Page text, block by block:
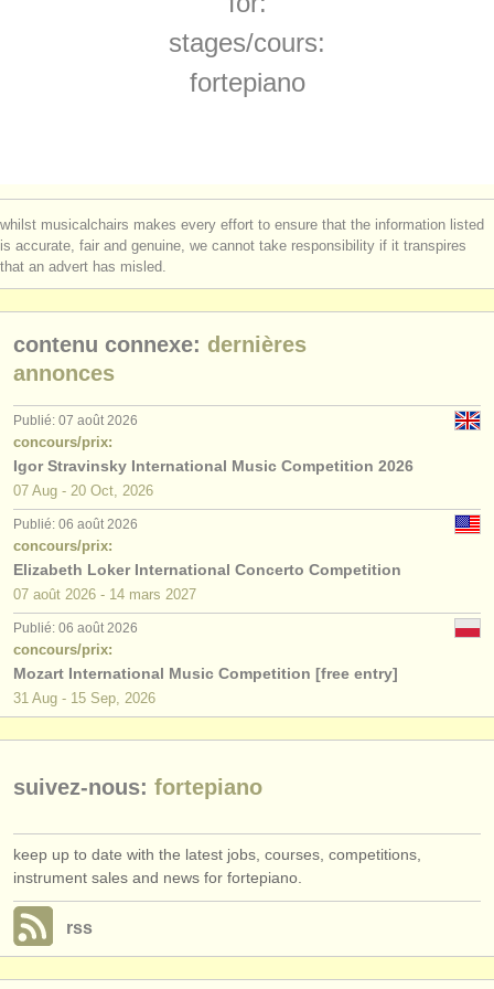
instruments volés
conservatoires
orchestres de jeunes
contactez nous
rss feeds
actualités musique classique
éditeurs:
ajouter votre annonce
find out about our
ATS faq
s'identifier
cours: piano accompaniment
(11)
concours de piano (69)
piano perdu (5)
stages/cours:
fortepiano
whilst musicalchairs makes every effort to ensure that the information listed
is accurate, fair and genuine, we cannot take responsibility if it transpires
that an advert has misled.
contenu connexe: dernières
annonces
Publié: 07 août 2026
concours/prix:
Igor Stravinsky International Music Competition 2026
07 Aug - 20 Oct, 2026
Publié: 06 août 2026
concours/prix:
Elizabeth Loker International Concerto Competition
07 août 2026 - 14 mars 2027
Publié: 06 août 2026
concours/prix:
Mozart International Music Competition [free entry]
31 Aug - 15 Sep, 2026
suivez-nous: fortepiano
keep up to date with the latest jobs, courses, competitions,
instrument sales and news for fortepiano.
rss